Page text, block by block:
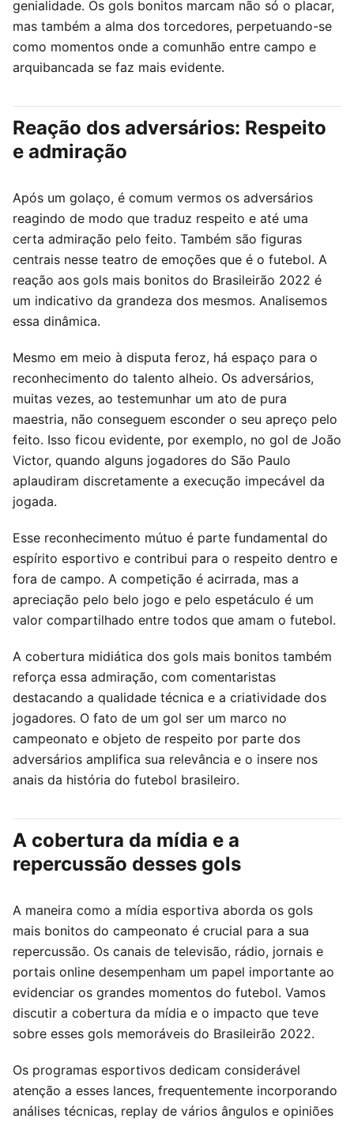
genialidade. Os gols bonitos marcam não só o placar,
mas também a alma dos torcedores, perpetuando-se
como momentos onde a comunhão entre campo e
arquibancada se faz mais evidente.
Reação dos adversários: Respeito
e admiração
Após um golaço, é comum vermos os adversários
reagindo de modo que traduz respeito e até uma
certa admiração pelo feito. Também são figuras
centrais nesse teatro de emoções que é o futebol. A
reação aos gols mais bonitos do Brasileirão 2022 é
um indicativo da grandeza dos mesmos. Analisemos
essa dinâmica.
Mesmo em meio à disputa feroz, há espaço para o
reconhecimento do talento alheio. Os adversários,
muitas vezes, ao testemunhar um ato de pura
maestria, não conseguem esconder o seu apreço pelo
feito. Isso ficou evidente, por exemplo, no gol de João
Victor, quando alguns jogadores do São Paulo
aplaudiram discretamente a execução impecável da
jogada.
Esse reconhecimento mútuo é parte fundamental do
espírito esportivo e contribui para o respeito dentro e
fora de campo. A competição é acirrada, mas a
apreciação pelo belo jogo e pelo espetáculo é um
valor compartilhado entre todos que amam o futebol.
A cobertura midiática dos gols mais bonitos também
reforça essa admiração, com comentaristas
destacando a qualidade técnica e a criatividade dos
jogadores. O fato de um gol ser um marco no
campeonato e objeto de respeito por parte dos
adversários amplifica sua relevância e o insere nos
anais da história do futebol brasileiro.
A cobertura da mídia e a
repercussão desses gols
A maneira como a mídia esportiva aborda os gols
mais bonitos do campeonato é crucial para a sua
repercussão. Os canais de televisão, rádio, jornais e
portais online desempenham um papel importante ao
evidenciar os grandes momentos do futebol. Vamos
discutir a cobertura da mídia e o impacto que teve
sobre esses gols memoráveis do Brasileirão 2022.
Os programas esportivos dedicam considerável
atenção a esses lances, frequentemente incorporando
análises técnicas, replay de vários ângulos e opiniões